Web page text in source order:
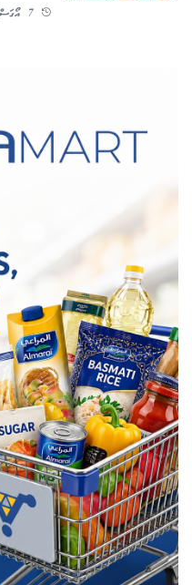
7 އޯގަސްޓު 2026 - 18:13